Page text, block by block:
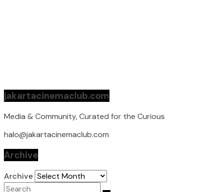
jakartacinemaclub.com
Media & Community, Curated for the Curious
halo@jakartacinemaclub.com
Archive
Archive